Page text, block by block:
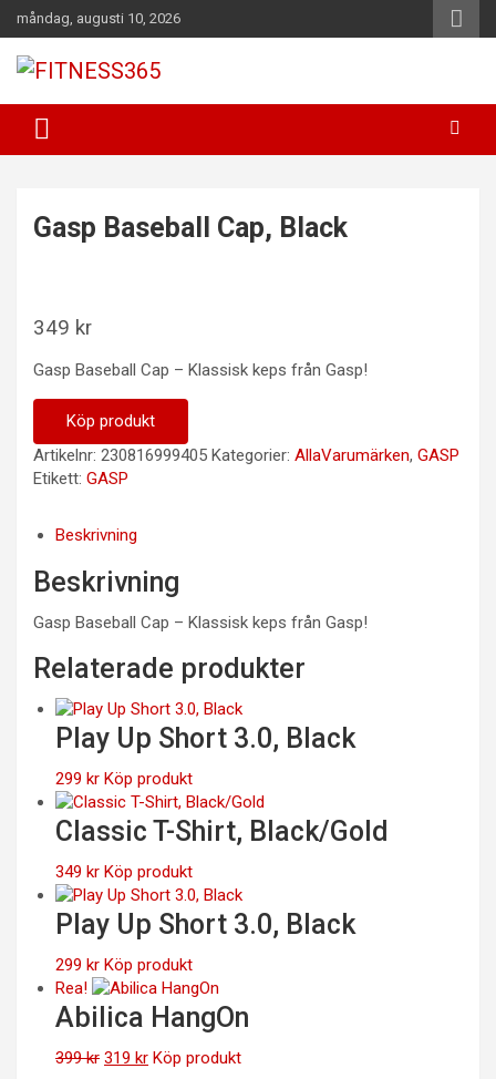
Hoppa
till
innehåll
måndag, augusti 10, 2026
FITNESS365
Gasp Baseball Cap, Black
349 kr
Gasp Baseball Cap – Klassisk keps från Gasp!
Köp produkt
Artikelnr: 230816999405 Kategorier: AllaVarumärken, GASP
Etikett: GASP
Beskrivning
Beskrivning
Gasp Baseball Cap – Klassisk keps från Gasp!
Relaterade produkter
Play Up Short 3.0, Black
299 kr Köp produkt
Classic T-Shirt, Black/Gold
349 kr Köp produkt
Play Up Short 3.0, Black
299 kr Köp produkt
Rea!
Abilica HangOn
399kr Det
319 krDet
Köp produkt